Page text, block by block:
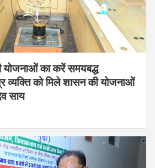
का करें समयबद्ध
व्यक्ति को मिले शासन की योजनाओं
साय